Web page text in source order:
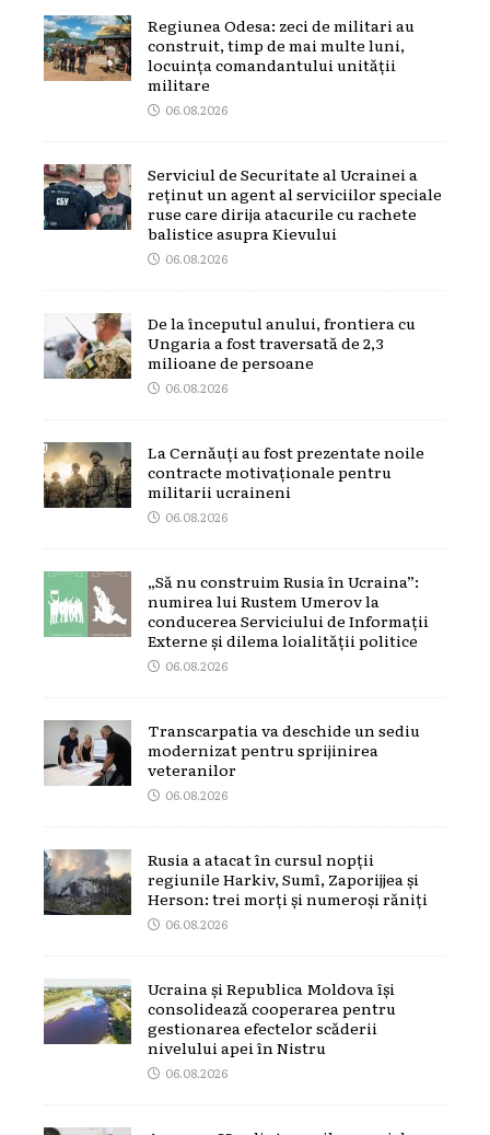
Regiunea Odesa: zeci de militari au
construit, timp de mai multe luni,
locuința comandantului unității
militare
06.08.2026
Serviciul de Securitate al Ucrainei a
reținut un agent al serviciilor speciale
ruse care dirija atacurile cu rachete
balistice asupra Kievului
06.08.2026
De la începutul anului, frontiera cu
Ungaria a fost traversată de 2,3
milioane de persoane
06.08.2026
La Cernăuți au fost prezentate noile
contracte motivaționale pentru
militarii ucraineni
06.08.2026
„Să nu construim Rusia în Ucraina”:
numirea lui Rustem Umerov la
conducerea Serviciului de Informații
Externe și dilema loialității politice
06.08.2026
Transcarpatia va deschide un sediu
modernizat pentru sprijinirea
veteranilor
06.08.2026
Rusia a atacat în cursul nopții
regiunile Harkiv, Sumî, Zaporijjea și
Herson: trei morți și numeroși răniți
06.08.2026
Ucraina și Republica Moldova își
consolidează cooperarea pentru
gestionarea efectelor scăderii
nivelului apei în Nistru
06.08.2026